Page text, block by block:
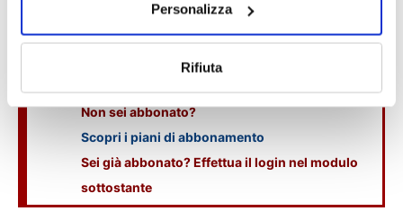
Personalizza
Rifiuta
Non sei abbonato?
Scopri i piani di abbonamento
Sei già abbonato? Effettua il login nel modulo
sottostante